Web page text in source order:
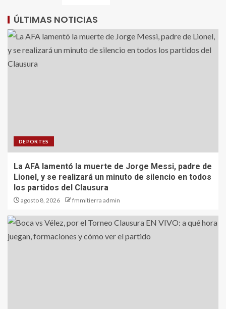
ÚLTIMAS NOTICIAS
DEPORTES
La AFA lamentó la muerte de Jorge Messi, padre de
Lionel, y se realizará un minuto de silencio en todos
los partidos del Clausura
agosto 8, 2026 fmmitierra admin